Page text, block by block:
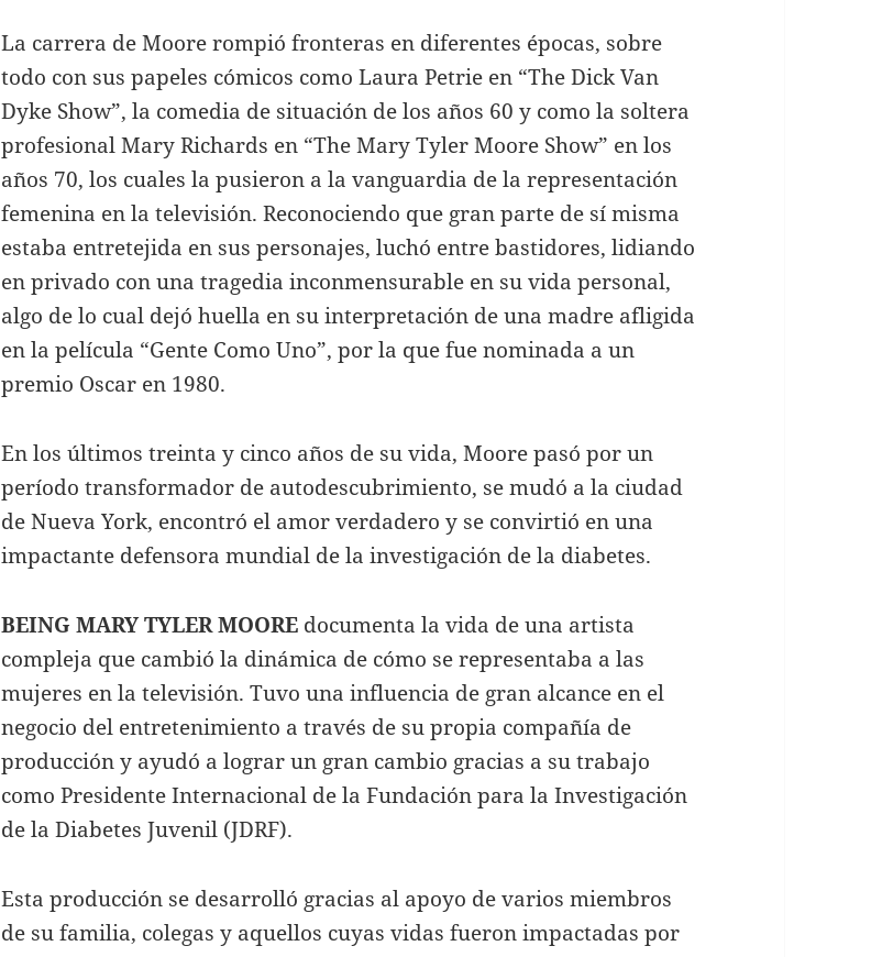
La carrera de Moore rompió fronteras en diferentes épocas, sobre
todo con sus papeles cómicos como Laura Petrie en “The Dick Van
Dyke Show”, la comedia de situación de los años 60 y como la soltera
profesional Mary Richards en “The Mary Tyler Moore Show” en los
años 70, los cuales la pusieron a la vanguardia de la representación
femenina en la televisión. Reconociendo que gran parte de sí misma
estaba entretejida en sus personajes, luchó entre bastidores, lidiando
en privado con una tragedia inconmensurable en su vida personal,
algo de lo cual dejó huella en su interpretación de una madre afligida
en la película “Gente Como Uno”, por la que fue nominada a un
premio Oscar en 1980.
En los últimos treinta y cinco años de su vida, Moore pasó por un
período transformador de autodescubrimiento, se mudó a la ciudad
de Nueva York, encontró el amor verdadero y se convirtió en una
impactante defensora mundial de la investigación de la diabetes.
BEING MARY TYLER MOORE documenta la vida de una artista
compleja que cambió la dinámica de cómo se representaba a las
mujeres en la televisión. Tuvo una influencia de gran alcance en el
negocio del entretenimiento a través de su propia compañía de
producción y ayudó a lograr un gran cambio gracias a su trabajo
como Presidente Internacional de la Fundación para la Investigación
de la Diabetes Juvenil (JDRF).
Esta producción se desarrolló gracias al apoyo de varios miembros
de su familia, colegas y aquellos cuyas vidas fueron impactadas por